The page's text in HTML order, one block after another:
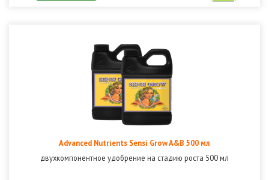
Advanced Nutrients Sensi Grow A&B 500 мл
двухкомпонентное удобрение на стадию роста 500 мл